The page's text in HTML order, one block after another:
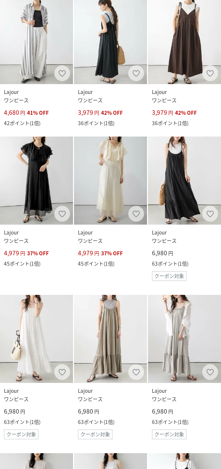
Lajour
ワンピース
4,680 円 41%OFF
42ポイント(1倍)
Lajour
ワンピース
3,979 円 42%OFF
36ポイント(1倍)
Lajour
ワンピース
3,979 円 42%OFF
36ポイント(1倍)
Lajour
ワンピース
4,979 円 37%OFF
45ポイント(1倍)
Lajour
ワンピース
4,979 円 37%OFF
45ポイント(1倍)
Lajour
ワンピース
6,980 円
63ポイント(1倍)
クーポン対象
Lajour
ワンピース
6,980 円
63ポイント(1倍)
クーポン対象
Lajour
ワンピース
6,980 円
63ポイント(1倍)
クーポン対象
Lajour
ワンピース
6,980 円
63ポイント(1倍)
クーポン対象